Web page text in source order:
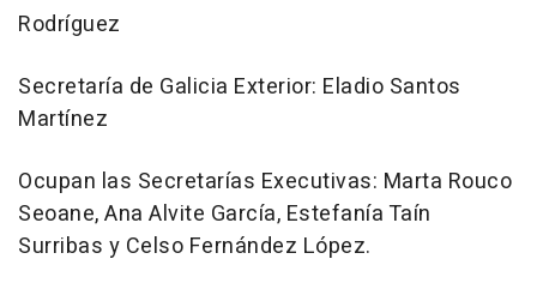
Rodríguez
Secretaría de Galicia Exterior: Eladio Santos
Martínez
Ocupan las Secretarías Executivas: Marta Rouco
Seoane, Ana Alvite García, Estefanía Taín
Surribas y Celso Fernández López.